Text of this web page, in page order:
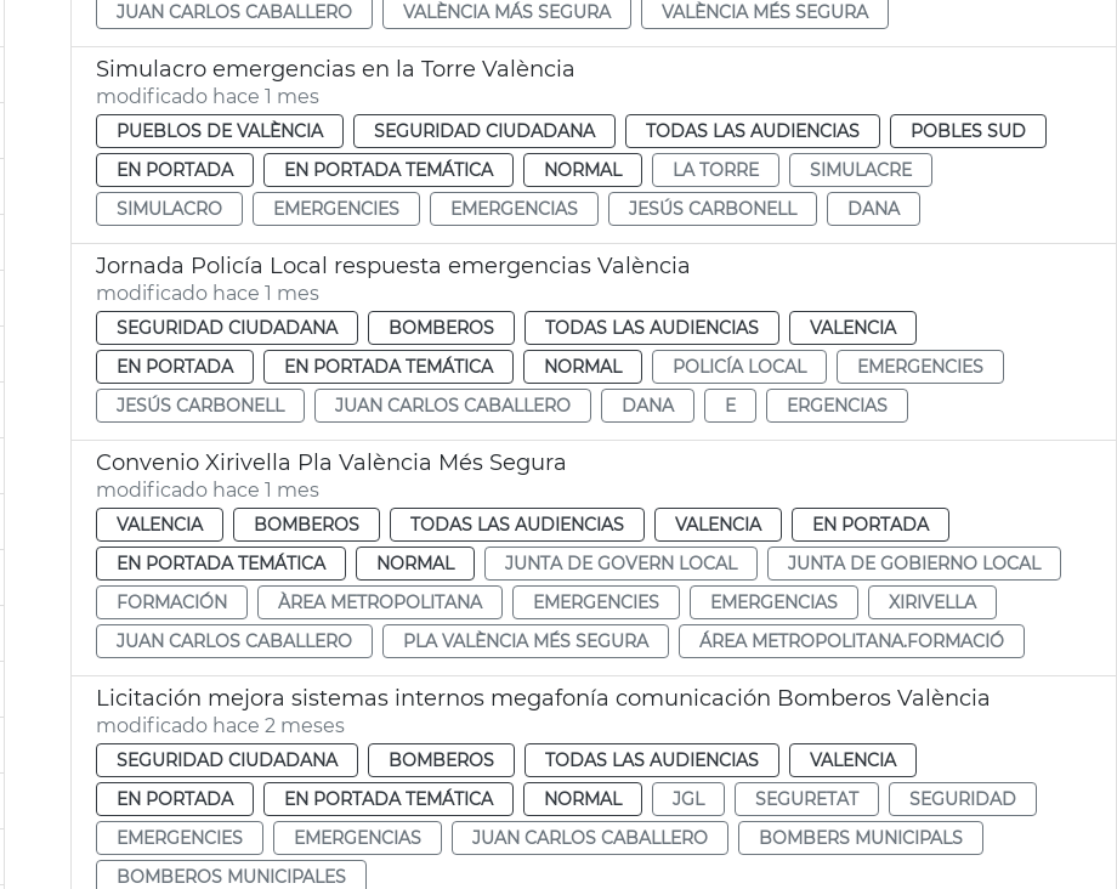
JUAN CARLOS CABALLERO
VALÈNCIA MÁS SEGURA VALÈNCIA MÉS SEGURA
Simulacro emergencias en la Torre València
modificado hace 1 mes
PUEBLOS DE VALÈNCIA SEGURIDAD CIUDADANA TODAS LAS AUDIENCIAS
POBLES SUD
EN PORTADA
EN PORTADA TEMÁTICA NORMAL LA TORRE
SIMULACRE
SIMULACRO
EMERGENCIES EMERGENCIAS JESÚS CARBONELL DANA
Jornada Policía Local respuesta emergencias València
modificado hace 1 mes
SEGURIDAD CIUDADANA BOMBEROS TODAS LAS AUDIENCIAS
VALENCIA
EN PORTADA
EN PORTADA TEMÁTICA NORMAL POLICÍA LOCAL
EMERGENCIES
JESÚS CARBONELL
JUAN CARLOS CABALLERO DANA E ERGENCIAS
Convenio Xirivella Pla València Més Segura
modificado hace 1 mes
VALENCIA BOMBEROS TODAS LAS AUDIENCIAS VALENCIA
EN PORTADA
EN PORTADA TEMÁTICA
NORMAL JUNTA DE GOVERN LOCAL
JUNTA DE GOBIERNO LOCAL
FORMACIÓN
ÀREA METROPOLITANA EMERGENCIES EMERGENCIAS
XIRIVELLA
JUAN CARLOS CABALLERO
PLA VALÈNCIA MÉS SEGURA ÁREA METROPOLITANA.FORMACIÓ
Licitación mejora sistemas internos megafonía comunicación Bomberos València
modificado hace 2 meses
SEGURIDAD CIUDADANA BOMBEROS TODAS LAS AUDIENCIAS
VALENCIA
EN PORTADA
EN PORTADA TEMÁTICA NORMAL JGL SEGURETAT
SEGURIDAD
EMERGENCIES
EMERGENCIAS JUAN CARLOS CABALLERO
BOMBERS MUNICIPALS
BOMBEROS MUNICIPALES